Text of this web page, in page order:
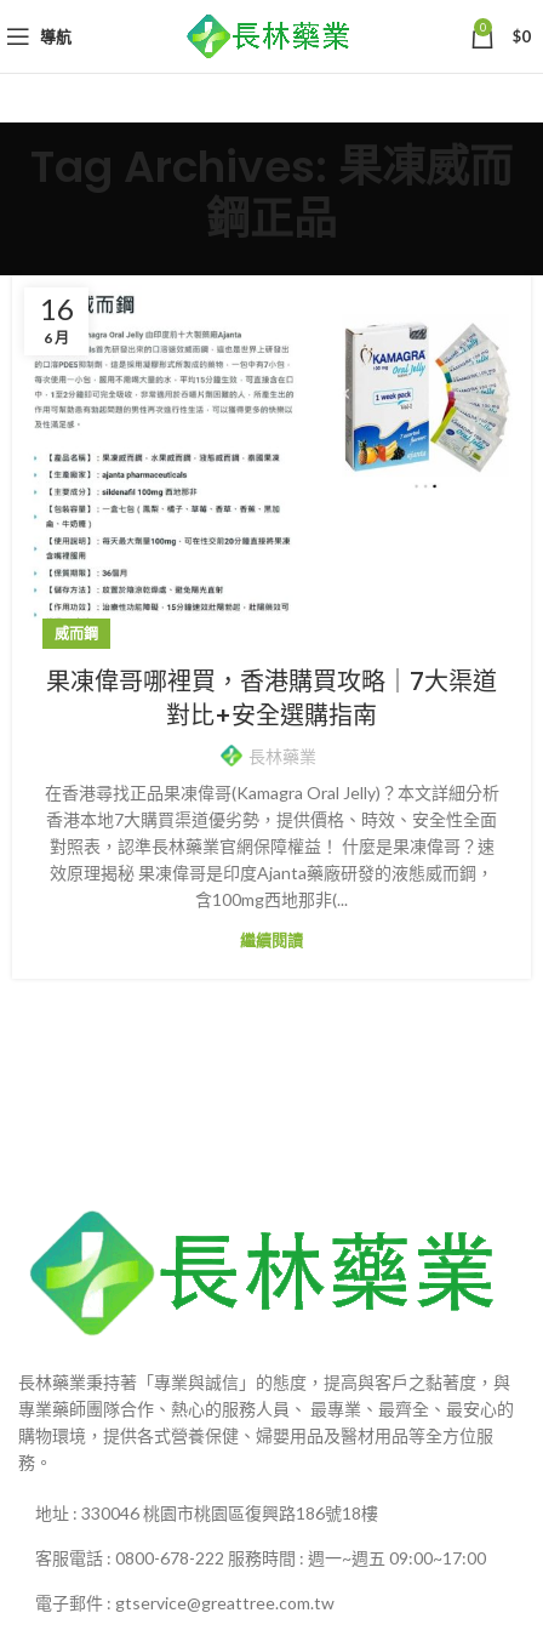
導航 0 $0
Tag Archives: 果凍威而
鋼正品
16
6 月
威而鋼
果凍偉哥哪裡買，香港購買攻略｜7大渠道
對比+安全選購指南
長林藥業
在香港尋找正品果凍偉哥(Kamagra Oral Jelly)？本文詳細分析
香港本地7大購買渠道優劣勢，提供價格、時效、安全性全面
對照表，認準長林藥業官網保障權益！ 什麼是果凍偉哥？速
效原理揭秘 果凍偉哥是印度Ajanta藥廠研發的液態威而鋼，
含100mg西地那非(...
繼續閱讀
長林藥業秉持著「專業與誠信」的態度，提高與客戶之黏著度，與
專業藥師團隊合作、熱心的服務人員、 最專業、最齊全、最安心的
購物環境，提供各式營養保健、婦嬰用品及醫材用品等全方位服
務。
地址 : 330046 桃園市桃園區復興路186號18樓
客服電話 : 0800-678-222 服務時間 : 週一~週五 09:00~17:00
電子郵件 : gtservice@greattree.com.tw